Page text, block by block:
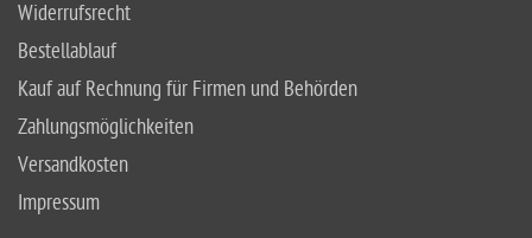
Widerrufsrecht
Bestellablauf
Kauf auf Rechnung für Firmen und Behörden
Zahlungsmöglichkeiten
Versandkosten
Impressum